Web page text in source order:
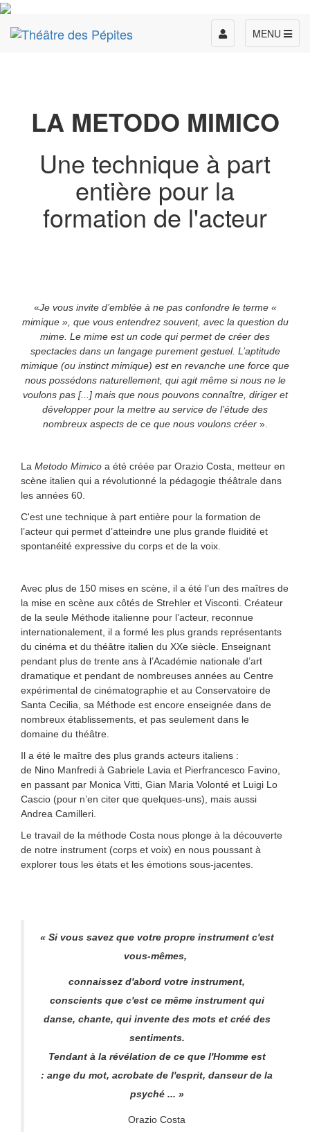
MENU
Toggle
navigation
LA METODO MIMICO
Une technique à part
entière pour la
formation de l'acteur
«Je vous invite d’emblée à ne pas confondre le terme «
mimique », que vous entendrez souvent, avec la question du
mime. Le mime est un code qui permet de créer des
spectacles dans un langage purement gestuel. L’aptitude
mimique (ou instinct mimique) est en revanche une force que
nous possédons naturellement, qui agit même si nous ne le
voulons pas [...] mais que nous pouvons connaître, diriger et
développer pour la mettre au service de l’étude des
nombreux aspects de ce que nous voulons créer».
La Metodo Mimico a été créée par Orazio Costa, metteur en
scène italien qui a révolutionné la pédagogie théâtrale dans
les années 60.
C'est une technique à part entière pour la formation de
l’acteur qui permet d’atteindre une plus grande fluidité et
spontanéité expressive du corps et de la voix.
Avec plus de 150 mises en scène, il a été l’un des maîtres de
la mise en scène aux côtés de Strehler et Visconti. Créateur
de la seule Méthode italienne pour l’acteur, reconnue
internationalement, il a formé les plus grands représentants
du cinéma et du théâtre italien du XXe siècle. Enseignant
pendant plus de trente ans à l’Académie nationale d’art
dramatique et pendant de nombreuses années au Centre
expérimental de cinématographie et au Conservatoire de
Santa Cecilia, sa Méthode est encore enseignée dans de
nombreux établissements, et pas seulement dans le
domaine du théâtre.
Il a été le maître des plus grands acteurs italiens :
de Nino Manfredi à Gabriele Lavia et Pierfrancesco Favino,
en passant par Monica Vitti, Gian Maria Volonté et Luigi Lo
Cascio (pour n’en citer que quelques-uns), mais aussi
Andrea Camilleri.
Le travail de la méthode Costa nous plonge à la découverte
de notre instrument (corps et voix) en nous poussant à
explorer tous les états et les émotions sous-jacentes.
« Si vous savez que votre propre instrument c'est
vous-mêmes,
connaissez d'abord votre instrument,
conscients que c'est ce même instrument qui
danse, chante, qui invente des mots et créé des
sentiments.
Tendant à la révélation de ce que l'Homme est
: ange du mot, acrobate de l'esprit, danseur de la
psyché ... »
Orazio Costa